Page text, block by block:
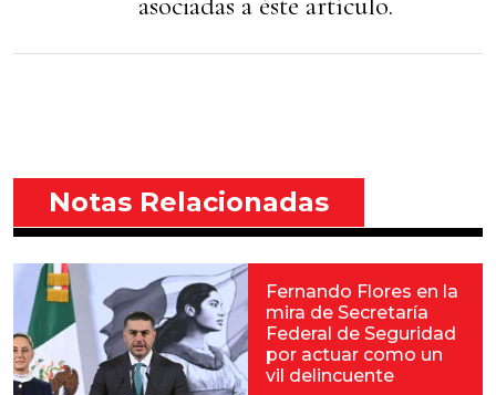
Notas Relacionadas
Fernando Flores en la
mira de Secretaría
Federal de Seguridad
por actuar como un
vil delincuente